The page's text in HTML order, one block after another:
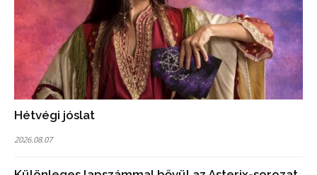
Hétvégi jóslat
2026.08.07